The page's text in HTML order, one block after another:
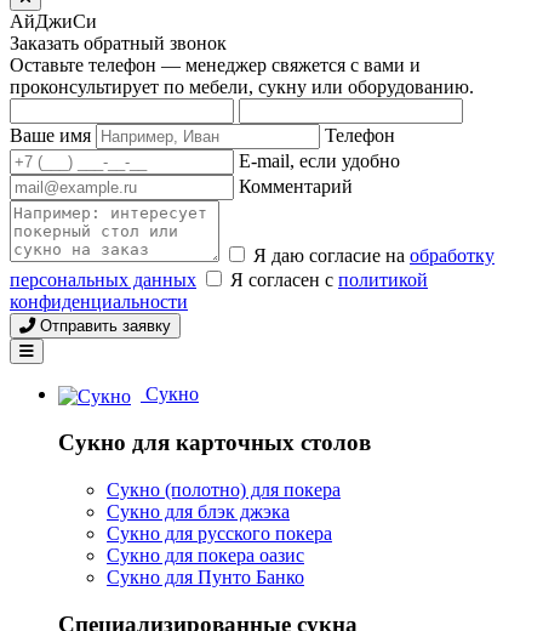
АйДжиСи
Заказать обратный звонок
Оставьте телефон — менеджер свяжется с вами и
проконсультирует по мебели, сукну или оборудованию.
Ваше имя
Телефон
E-mail, если удобно
Комментарий
Я даю согласие на обработку
персональных данных
Я согласен с политикой
конфиденциальности
Отправить заявку
Сукно
Сукно для карточных столов
Сукно (полотно) для покера
Сукно для блэк джэка
Сукно для русского покера
Сукно для покера оазис
Сукно для Пунто Банко
Специализированные сукна